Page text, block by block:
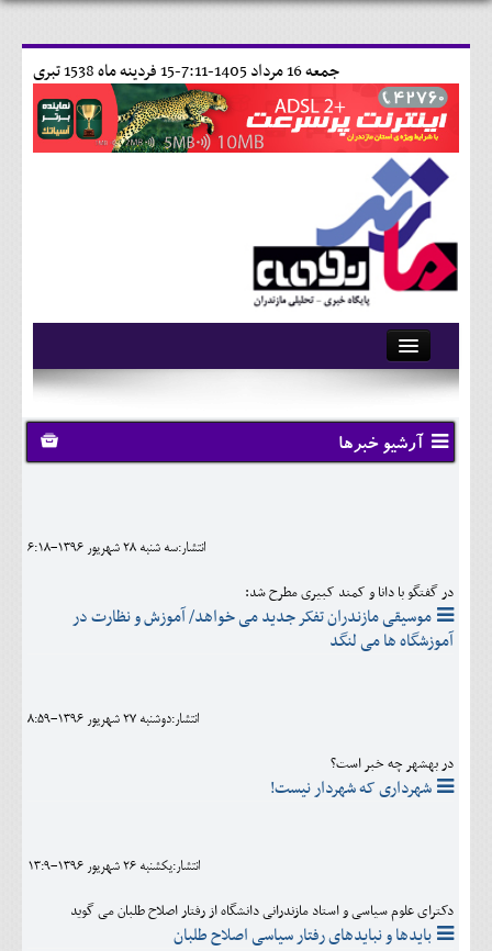
15 فردينه ماه 1538 تبری جمعه 16 مرداد 1405-7:11-
آرشیو
تماس با ما
وبلاگ
کلینیک
حقوقی
اقتصادی
آرشیو خبرها
انتشار:سه شنبه 28 شهريور 1396-6:18
در گفتگو با دانا و کمند کبیری مطرح شد:
موسیقی مازندران تفکر جدید می خواهد/ آموزش و نظارت در
آموزشگاه ها می لنگد
انتشار:دوشنبه 27 شهريور 1396-8:59
در بهشهر چه خبر است؟
شهرداری که شهردار نیست!
انتشار:يکشنبه 26 شهريور 1396-13:9
دکترای علوم سیاسی و استاد مازندرانی دانشگاه از رفتار اصلاح طلبان می گوید
بایدها و نبایدهای رفتار سیاسی اصلاح طلبان